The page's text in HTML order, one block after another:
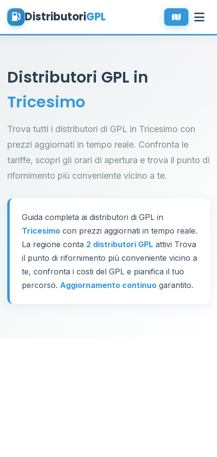
DistributoriGPL
Distributori GPL in
Tricesimo
Trova tutti i distributori di GPL in Tricesimo con
prezzi aggiornati in tempo reale. Confronta le
tariffe, scopri gli orari di apertura e trova il punto di
rifornimento più conveniente vicino a te.
Guida completa ai distributori di GPL in
Tricesimo con prezzi aggiornati in tempo reale.
La regione conta 2 distributori GPL attivi Trova
il punto di rifornimento più conveniente vicino a
te, confronta i costi del GPL e pianifica il tuo
percorso. Aggiornamento continuo garantito.